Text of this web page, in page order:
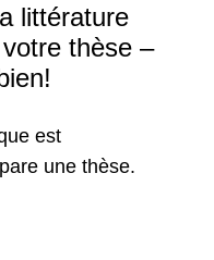
littérature
thèse –
est
une thèse.